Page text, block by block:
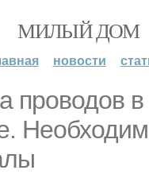
МИЛЫЙ ДОМ
новости
проводов в